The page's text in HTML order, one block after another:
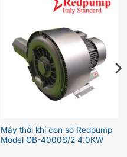
Máy thổi khí con sò Redpump
Model GB-4000S/2 4.0KW